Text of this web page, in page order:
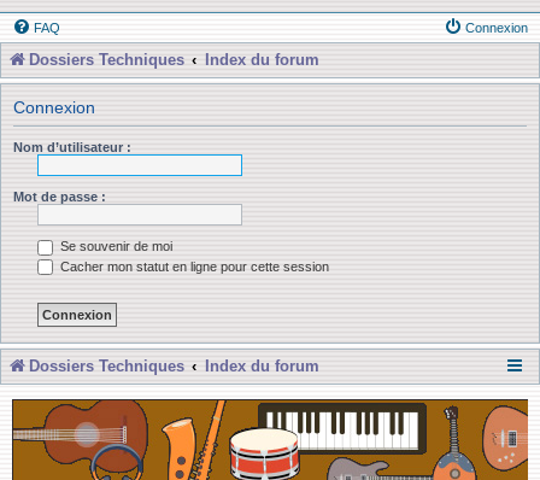
FAQ Connexion
Dossiers Techniques Index du forum
Connexion
Nom d’utilisateur :
Mot de passe :
Se souvenir de moi
Cacher mon statut en ligne pour cette session
Dossiers Techniques Index du forum